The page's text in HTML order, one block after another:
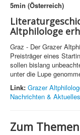
5min (Österreich)
Altphilologe
Graz - Der Grazer
Preisträger eines
sollen bislang
unter die Lupe
Link: Grazer
Nachrichten & Aktuelles
Zum